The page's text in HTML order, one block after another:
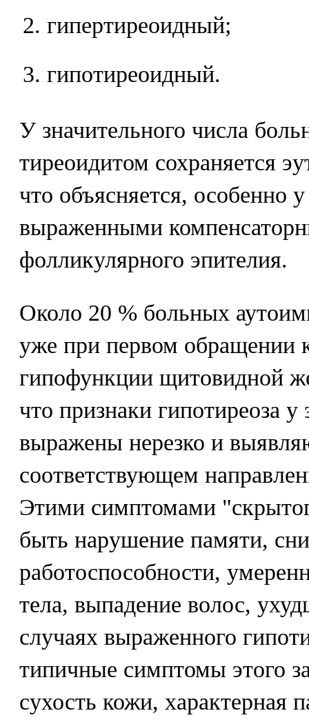
гипертиреоидный;
гипотиреоидный.
У значительного числа
тиреоидитом сохраняется
что объясняется, особенно
выраженными
фолликулярного эпителия.
Около 20 % больных
уже при первом обращении
гипофункции щитовидной
что признаки гипотиреоза
выражены нерезко и
соответствующем
Этими симптомами
быть нарушение памяти,
работоспособности,
тела, выпадение волос,
случаях выраженного
типичные симптомы этого
сухость кожи, характерная